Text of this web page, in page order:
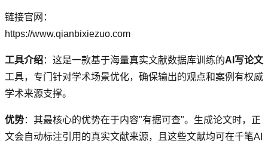
链接官网：
https://www.qianbixiezuo.com
工具介绍：这是一款基于海量真实文献数据库训练的AI写论文
工具，专门针对学术场景优化，确保输出的观点和案例有权威
学术来源支撑。
优势：其最核心的优势在于内容"有据可查"。生成论文时，正
文会自动标注引用的真实文献来源，且这些文献均可在千笔AI